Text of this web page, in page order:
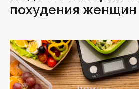
похудения женщин